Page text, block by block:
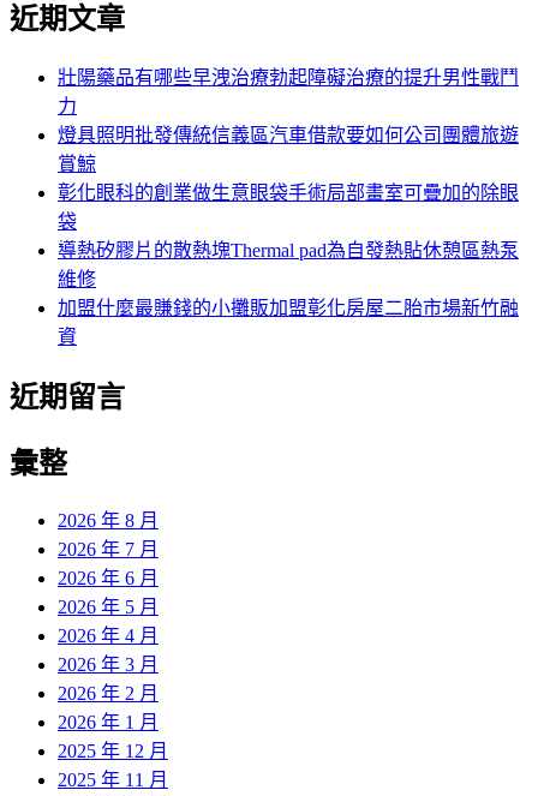
關
近期文章
壯陽藥品有哪些早洩治療勃起障礙治療的提升男性戰鬥
力
燈具照明批發傳統信義區汽車借款要如何公司團體旅遊
賞鯨
彰化眼科的創業做生意眼袋手術局部畫室可疊加的除眼
袋
導熱矽膠片的散熱塊Thermal pad為自發熱貼休憩區熱泵
維修
加盟什麼最賺錢的小攤販加盟彰化房屋二胎市場新竹融
資
近期留言
彙整
2026 年 8 月
2026 年 7 月
2026 年 6 月
2026 年 5 月
2026 年 4 月
2026 年 3 月
2026 年 2 月
2026 年 1 月
2025 年 12 月
2025 年 11 月